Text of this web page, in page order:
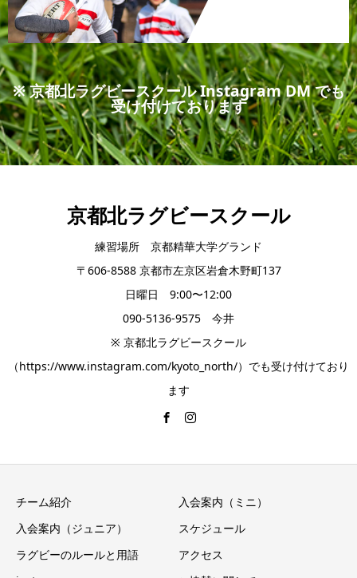
※ 京都北ラグビースクール Instagram DM でも
受け付けております
京都北ラグビースクール
練習場所 京都精華大学グランド
〒606-8588 京都市左京区岩倉木野町137
日曜日 9:00〜12:00
090-5136-9575 今井
※ 京都北ラグビースクール
（https://www.instagram.com/kyoto_north/）でも受け付けており
ます
チーム紹介
入会案内（ミニ）
入会案内（ジュニア）
スケジュール
ラグビーのルールと用語
アクセス